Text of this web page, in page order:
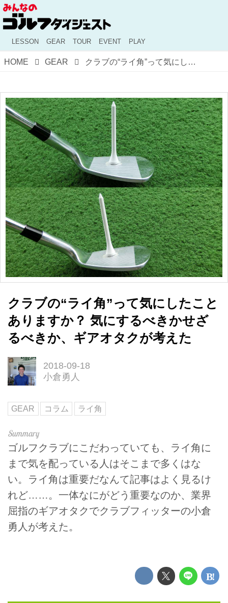
LESSON GEAR TOUR EVENT PLAY
HOME GEAR クラブの“ライ角”って気にしたことありますか？ 気にするべきかせざるべきか、ギアオタクが考えた
クラブの“ライ角”って気にしたこと
ありますか？ 気にするべきかせざ
るべきか、ギアオタクが考えた
2018-09-18
小倉勇人
GEAR コラム ライ角
ゴルフクラブにこだわっていても、ライ角に
まで気を配っている人はそこまで多くはな
い。ライ角は重要だなんて記事はよく見るけ
れど……。一体なにがどう重要なのか、業界
屈指のギアオタクでクラブフィッターの小倉
勇人が考えた。